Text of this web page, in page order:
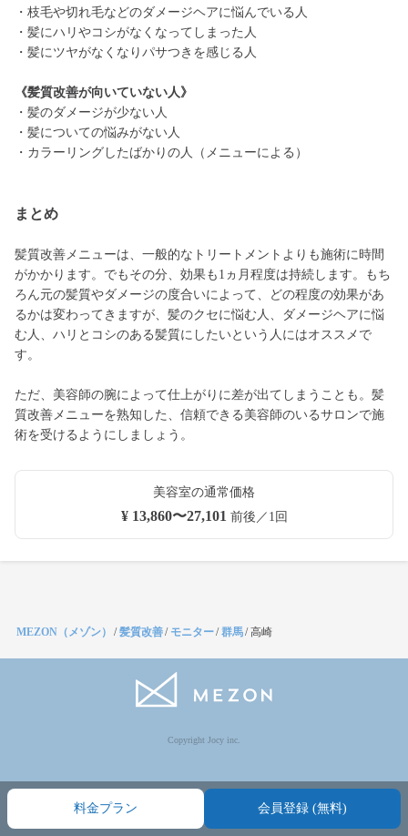
・枝毛や切れ毛などのダメージヘアに悩んでいる人
・髪にハリやコシがなくなってしまった人
・髪にツヤがなくなりパサつきを感じる人
《髪質改善が向いていない人》
・髪のダメージが少ない人
・髪についての悩みがない人
・カラーリングしたばかりの人（メニューによる）
まとめ
髪質改善メニューは、一般的なトリートメントよりも施術に時間
がかかります。でもその分、効果も1ヵ月程度は持続します。もち
ろん元の髪質やダメージの度合いによって、どの程度の効果があ
るかは変わってきますが、髪のクセに悩む人、ダメージヘアに悩
む人、ハリとコシのある髪質にしたいという人にはオススメで
す。
ただ、美容師の腕によって仕上がりに差が出てしまうことも。髪
質改善メニューを熟知した、信頼できる美容師のいるサロンで施
術を受けるようにしましょう。
美容室の通常価格
¥ 13,860〜27,101 前後／1回
料金プラン 会員登録 (無料)
MEZON（メゾン） /髪質改善/ モニター/群馬/高崎
Copyright Jocy inc.